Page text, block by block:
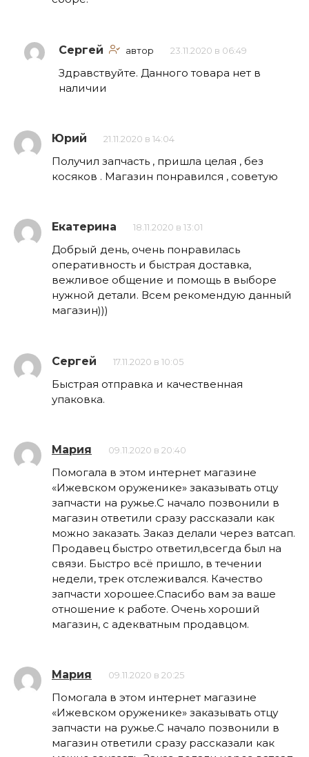
Сергей автор 23.11.2020 в 06:49
Здравствуйте. Данного товара нет в
наличии
Юрий 21.11.2020 в 14:04
Получил запчасть , пришла целая , без
косяков . Магазин понравился , советую
Екатерина 18.11.2020 в 13:01
Добрый день, очень понравилась
оперативность и быстрая доставка,
вежливое общение и помощь в выборе
нужной детали. Всем рекомендую данный
магазин)))
Сергей 17.11.2020 в 10:05
Быстрая отправка и качественная
упаковка.
Мария 09.11.2020 в 20:40
Помогала в этом интернет магазине
«Ижевском оруженике» заказывать отцу
запчасти на ружье.С начало позвонили в
магазин ответили сразу рассказали как
можно заказать. Заказ делали через ватсап.
Продавец быстро ответил,всегда был на
связи. Быстро всё пришло, в течении
недели, трек отслеживался. Качество
запчасти хорошее.Спасибо вам за ваше
отношение к работе. Очень хороший
магазин, с адекватным продавцом.
Мария 09.11.2020 в 20:25
Помогала в этом интернет магазине
«Ижевском оруженике» заказывать отцу
запчасти на ружье.С начало позвонили в
магазин ответили сразу рассказали как